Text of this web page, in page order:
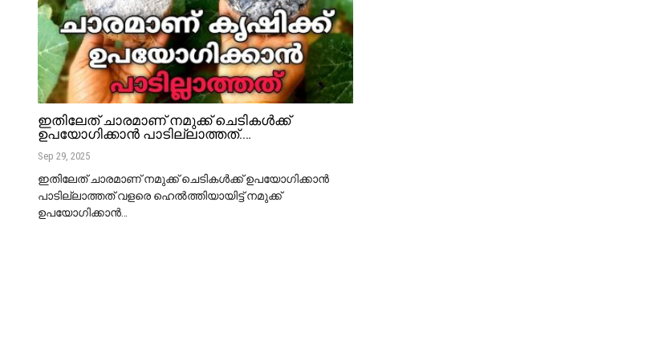
ഇതിലേത് ചാരമാണ് നമുക്ക് ചെടികൾക്ക്
ഉപയോഗിക്കാൻ പാടില്ലാത്തത്.…
Sep 29, 2025
ഇതിലേത് ചാരമാണ് നമുക്ക് ചെടികൾക്ക് ഉപയോഗിക്കാൻ
പാടില്ലാത്തത് വളരെ ഹെൽത്തിയായിട്ട് നമുക്ക്
ഉപയോഗിക്കാൻ